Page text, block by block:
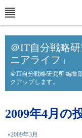
＠IT自分戦略
ニアライフ」
＠IT自分戦略研究所 編集
クアップします。
2009年4月の
«2009年3月